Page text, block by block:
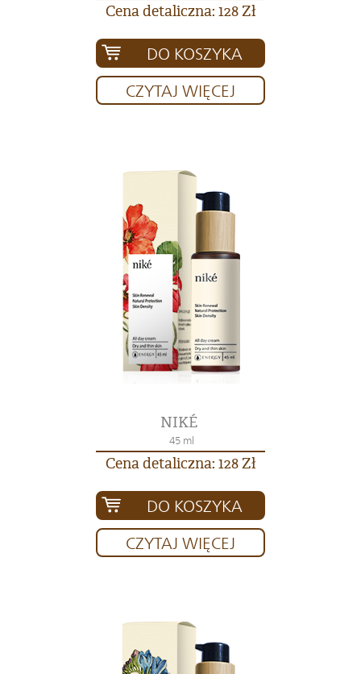
Cena detaliczna: 128 Zł
DO KOSZYKA
CZYTAJ WIĘCEJ
NIKÉ
45 ml
Cena detaliczna: 128 Zł
DO KOSZYKA
CZYTAJ WIĘCEJ